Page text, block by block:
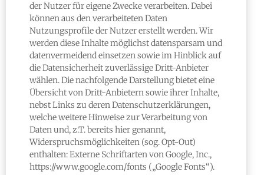
der Nutzer für eigene Zwecke verarbeiten. Dabei
können aus den verarbeiteten Daten
Nutzungsprofile der Nutzer erstellt werden. Wir
werden diese Inhalte möglichst datensparsam und
datenvermeidend einsetzen sowie im Hinblick auf
die Datensicherheit zuverlässige Dritt-Anbieter
wählen. Die nachfolgende Darstellung bietet eine
Übersicht von Dritt-Anbietern sowie ihrer Inhalte,
nebst Links zu deren Datenschutzerklärungen,
welche weitere Hinweise zur Verarbeitung von
Daten und, z.T. bereits hier genannt,
Widerspruchsmöglichkeiten (sog. Opt-Out)
enthalten: Externe Schriftarten von Google, Inc.,
https://www.google.com/fonts („Google Fonts“).